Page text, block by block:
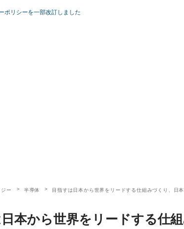
ポリシーを一部改訂しました
ー 半導体 目指すは日本から世界をリードする仕組みづくり、日
日本から世界をリードする仕